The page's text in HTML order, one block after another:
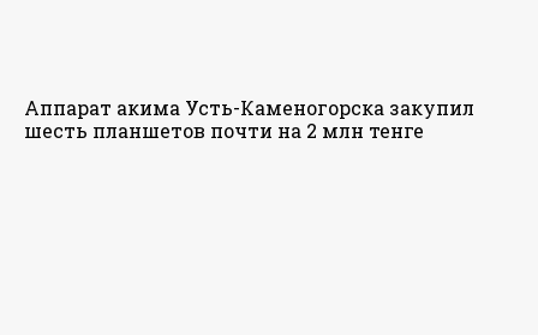
Аппарат акима Усть-Каменогорска закупил
шесть планшетов почти на 2 млн тенге